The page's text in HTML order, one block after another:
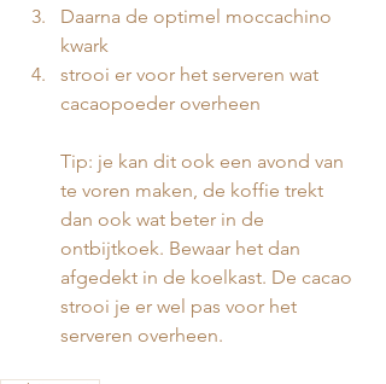
Daarna de optimel moccachino
kwark
⁠strooi er voor het serveren wat
cacaopoeder overheen
Tip: je kan dit ook een avond van
te voren maken, de koffie trekt
dan ook wat beter in de
ontbijtkoek. Bewaar het dan
afgedekt in de koelkast. De cacao
strooi je er wel pas voor het
serveren overheen.